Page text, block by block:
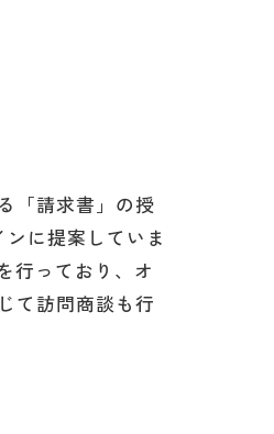
「請求書」の授
に提案していま
行っており、オ
て訪問商談も行